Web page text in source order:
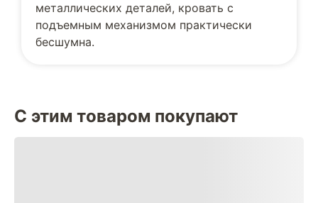
металлических деталей, кровать с
подъемным механизмом практически
бесшумна.
С этим товаром покупают